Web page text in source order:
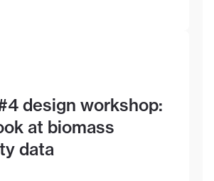
design workshop:
at biomass
data